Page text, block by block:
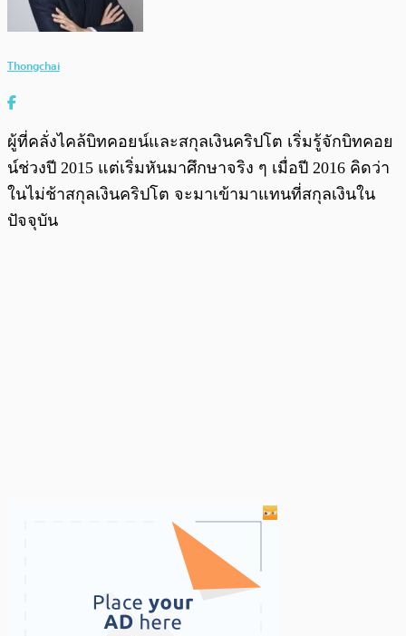
Thongchai
ผู้ที่คลั่งไคล้บิทคอยน์และสกุลเงินคริปโต เริ่มรู้จักบิทคอย
น์ช่วงปี 2015 แต่เริ่มหันมาศึกษาจริง ๆ เมื่อปี 2016 คิดว่า
ในไม่ช้าสกุลเงินคริปโต จะมาเข้ามาแทนที่สกุลเงินใน
ปัจจุบัน